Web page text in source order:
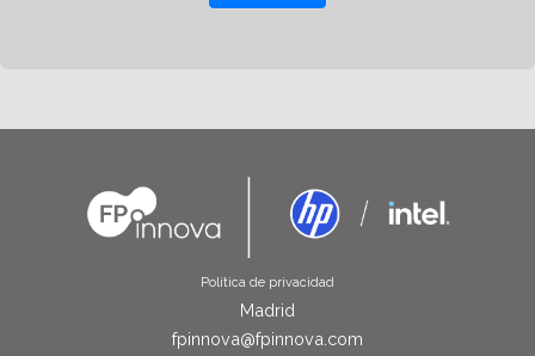
Política de privacidad
Madrid
fpinnova@fpinnova.com